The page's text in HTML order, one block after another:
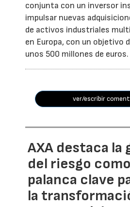
conjunta con un inversor
impulsar nuevas
de activos industriales
en Europa, con un objetivo
unos 500 millones de euros.
ver/escribir
AXA destaca la
del riesgo
palanca clave
la